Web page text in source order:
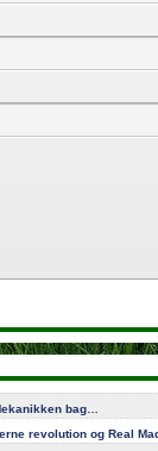
bag…
revolution og Real